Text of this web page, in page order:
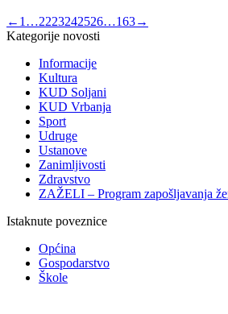
← 1 …2223242526…163→
Kategorije novosti
Informacije
Kultura
KUD Soljani
KUD Vrbanja
Sport
Udruge
Ustanove
Zanimljivosti
Zdravstvo
ZAŽELI – Program zapošljavanja
Istaknute poveznice
Općina
Gospodarstvo
Škole